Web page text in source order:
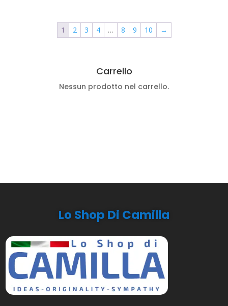
1 2 3 4 … 8 9 10 →
Carrello
Nessun prodotto nel carrello.
Lo Shop Di Camilla